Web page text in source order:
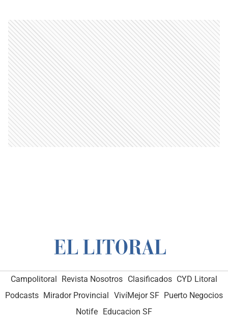
Campolitoral Revista Nosotros Clasificados CYD Litoral
Podcasts Mirador Provincial VivíMejor SF Puerto Negocios
Notife Educacion SF